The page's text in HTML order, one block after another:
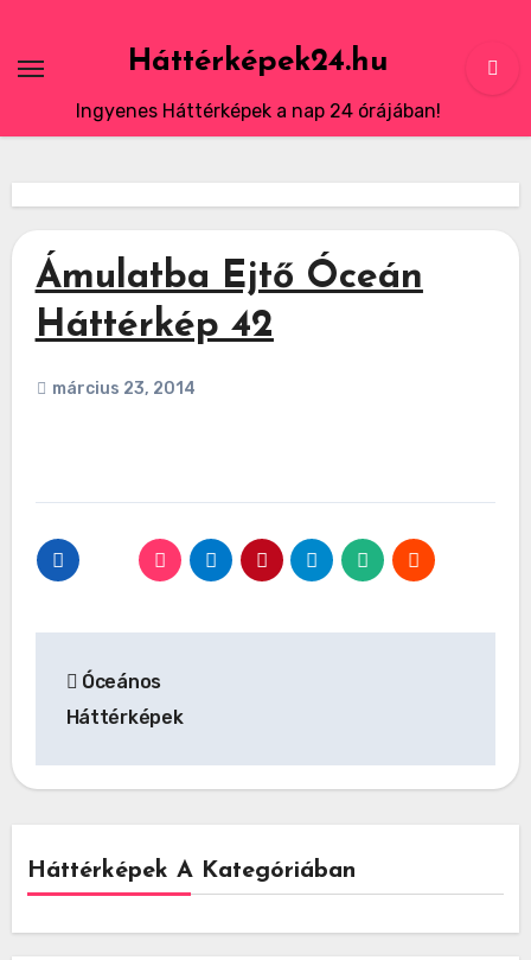
content
Háttérképek24.hu
Ingyenes Háttérképek a nap 24 órájában!
Ámulatba Ejtő Óceán
Háttérkép 42
március 23, 2014
navigáció
Óceános
Háttérképek
Háttérképek A Kategóriában